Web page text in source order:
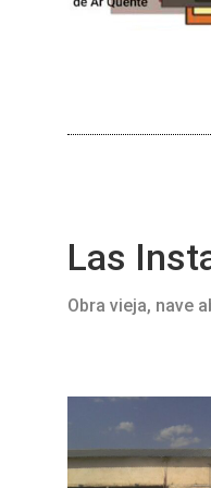
Las
Obra vieja, nave